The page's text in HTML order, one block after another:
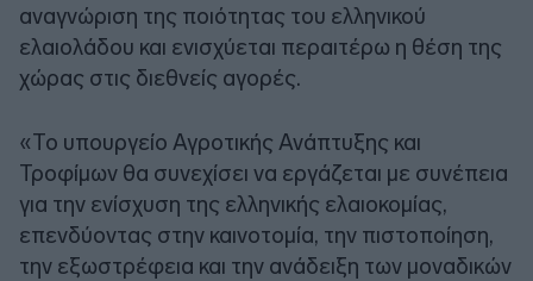
αναγνώριση της ποιότητας του ελληνικού
ελαιολάδου και ενισχύεται περαιτέρω η θέση της
χώρας στις διεθνείς αγορές.
«Το υπουργείο Αγροτικής Ανάπτυξης και
Τροφίμων θα συνεχίσει να εργάζεται με συνέπεια
για την ενίσχυση της ελληνικής ελαιοκομίας,
επενδύοντας στην καινοτομία, την πιστοποίηση,
την εξωστρέφεια και την ανάδειξη των μοναδικών